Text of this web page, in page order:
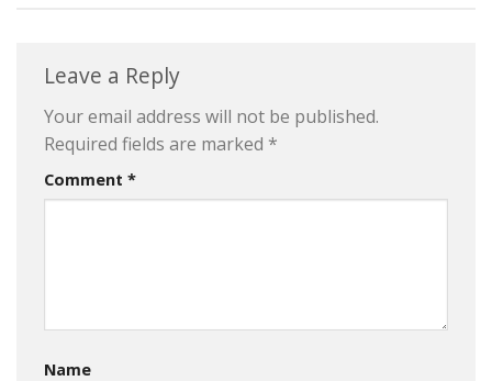
Leave a Reply
Your email address will not be published.
Required fields are marked *
Comment *
Name